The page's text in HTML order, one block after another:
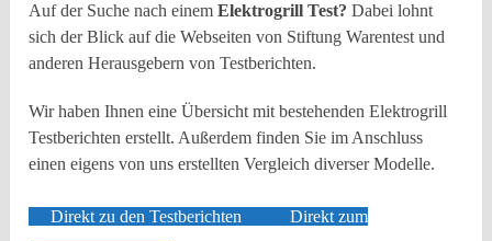
Auf der Suche nach einemElektrogrill Test?Dabei lohnt
sich der Blick auf die Webseiten von Stiftung Warentest und
anderen Herausgebern von Testberichten.
Wir haben Ihnen eine Übersicht mit bestehenden Elektrogrill
Testberichten erstellt. Außerdem finden Sie im Anschluss
einen eigens von uns erstellten Vergleich diverser Modelle.
Direkt zu den Testberichten
Direkt zum